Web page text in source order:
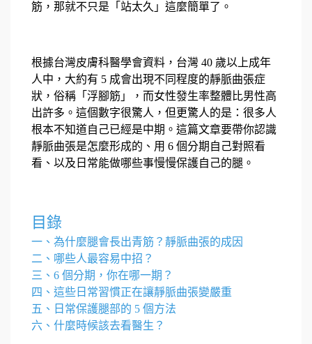
筋，那就不只是「站太久」這麼簡單了。
根據台灣皮膚科醫學會資料，台灣 40 歲以上成年
人中，大約有 5 成會出現不同程度的靜脈曲張症
狀，俗稱「浮腳筋」，而女性發生率整體比男性高
出許多。這個數字很驚人，但更驚人的是：很多人
根本不知道自己已經是中期。 這篇文章要帶你認識
靜脈曲張是怎麼形成的、用 6 個分期自己對照看
看、以及日常能做哪些事慢慢保護自己的腿。
目錄
一、為什麼腿會長出青筋？靜脈曲張的成因
二、哪些人最容易中招？
三、6 個分期，你在哪一期？
四、這些日常習慣正在讓靜脈曲張變嚴重
五、日常保護腿部的 5 個方法
六、什麼時候該去看醫生？